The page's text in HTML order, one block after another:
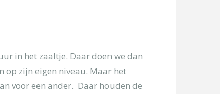
in het zaaltje. Daar doen we dan
op zijn eigen niveau. Maar het
voor een ander. Daar houden de